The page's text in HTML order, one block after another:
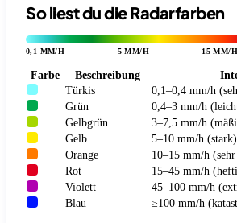
So liest du die Radarfarben
0,1 MM/H 5 MM/H 15 MM/H
Farbe Beschreibung
Türkis
0,1–0,4 mm/h
Grün
0,4–3 mm/h
Gelbgrün
3–7,5 mm/h
Gelb
5–10 mm/h (stark)
Orange
10–15 mm/h
Rot
15–45 mm/h
Violett
45–100 mm/h
Blau
≥100 mm/h